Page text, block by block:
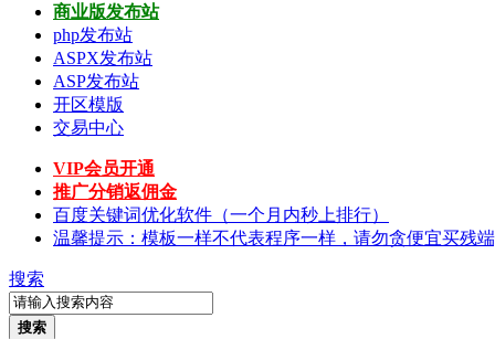
商业版发布站
php发布站
ASPX发布站
ASP发布站
开区模版
交易中心
VIP会员开通
推广分销返佣金
百度关键词优化软件（一个月内秒上排行）
温馨提示：模板一样不代表程序一样，请勿贪便宜买残
搜索
搜索